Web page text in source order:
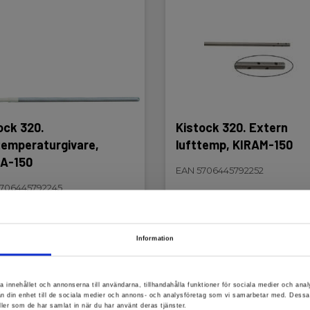
Information
innehållet och annonserna till användarna, tillhandahålla funktioner för sociala medier och
din enhet till de sociala medier och annons- och analysföretag som vi samarbetar med.
som de har samlat in när du har använt deras tjänster.
320.
150
Kistock 320. Extern
lufttemp, KIRAM-150
EAN 5706445792252